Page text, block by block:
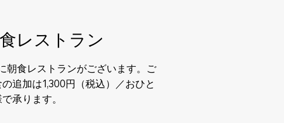
レストラン
朝食レストランがございます。ご
追加は1,300円（税込）／おひと
承ります。